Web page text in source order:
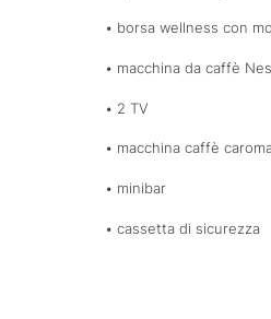
• borsa wellness con
• macchina da caffè
• 2 TV
• macchina caffè
• minibar
• cassetta di sicurezza